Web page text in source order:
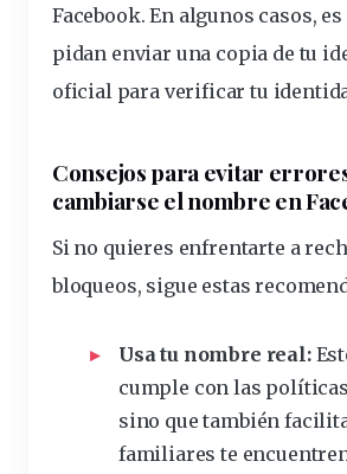
Facebook. En algunos casos,
pidan enviar una copia de tu
oficial para verificar tu
Consejos para evitar
cambiarse el nombre en
Si no quieres enfrentarte a
bloqueos, sigue estas
Usa tu nombre real:
cumple con las
sino que también
familiares te